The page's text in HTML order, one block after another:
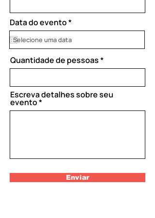
Data do evento*r
e
q
u
r
e
Quantidade de pessoas
Escreva detalhes sobre seu
evento
Enviar